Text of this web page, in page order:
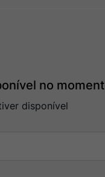
no
disponível